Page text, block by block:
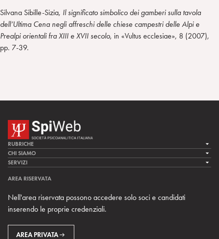
Silvana Sibille-Sizia, Il significato simbolico dei gamberi sulla tavola
dell’Ultima Cena negli affreschi delle chiese campestri delle Alpi e
Prealpi orientali fra XIII e XVII secolo, in «Vultus ecclesiae», 8 (2007),
pp. 7-39.
RUBRICHE
LA CURA
LA RICERCA
MULTIMEDIA
CHI SIAMO
LA SPI
TEAM DI SPIWEB
CONTATTI
RIVISTE
SERVIZI
ARCHIVIO STORICO
AREA RISERVATA
Nell'area riservata possono accedere solo soci e candidati
inserendo le proprie credenziali.
AREA PRIVATA